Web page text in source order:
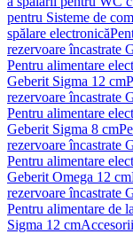
pentru Sisteme de
spălare electronică
rezervoare încastrate
Pentru alimentare
Geberit Sigma 12 cm
rezervoare încastrate
Pentru alimentare
Geberit Sigma 8 cm
rezervoare încastrate
Pentru alimentare
Geberit Omega 12 cm
rezervoare încastrate
Pentru alimentare de
Sigma 12 cm